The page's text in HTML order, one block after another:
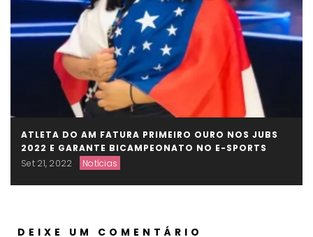
ATLETA DO AM FATURA PRIMEIRO OURO NOS JUBS
2022 E GARANTE BICAMPEONATO NO E-SPORTS
Set 21, 2022
Notícias
DEIXE UM COMENTÁRIO